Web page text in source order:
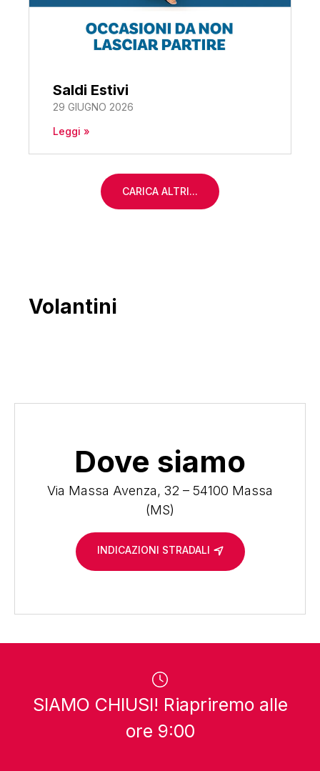
Saldi Estivi
29 GIUGNO 2026
Leggi »
CARICA ALTRI...
Volantini
Dove siamo
Via Massa Avenza, 32 – 54100 Massa
(MS)
INDICAZIONI STRADALI
SIAMO CHIUSI! Riapriremo alle
ore 9:00